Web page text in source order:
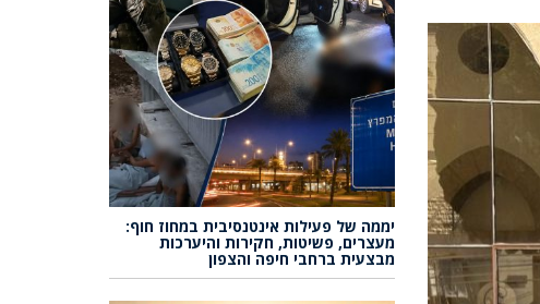
יממה של פעילות אינטנסיבית במחוז חוף:
מעצרים, פשיטות, חקירות והיערכות
מבצעית ברחבי חיפה והצפון